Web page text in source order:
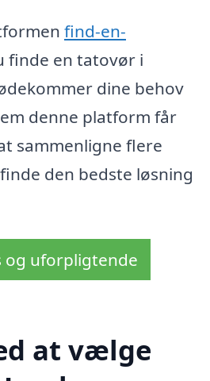
find-en-
finde en tatovør i
dine behov
denne platform får
sammenligne flere
den bedste løsning
og uforpligtende
at vælge